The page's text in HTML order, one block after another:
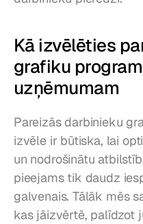
Kā izvēlēties
grafiku
uzņēmumam
Pareizās darbinieku
izvēle ir būtiska, lai
un nodrošinātu
pieejams tik daudz
galvenais. Tālāk mēs
kas jāizvērtē, palīdzot